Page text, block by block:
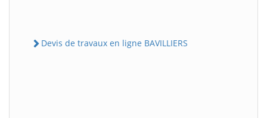
Devis de travaux en ligne BAVILLIERS